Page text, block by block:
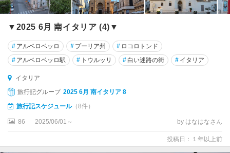
・
リ
ビ
ラ
レ
モ
ナ
ク
ト
▼2025 6月 南イタリア (4)▼
# アルベロベッロ # プーリア州 # ロコロトンド
# アルベロベッロ駅 # トウルッリ # 白い迷路の街 # イタリア
イタリア
旅行記グループ 2025 6月 南イタリア 8
旅行記スケジュール（8件）
86 2025/06/01～ by はなはなさん
投稿日：１年以上前